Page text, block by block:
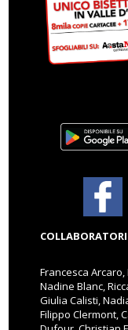
COLLABORATORI
Francesca
Nadine Blanc,
Giulia Calisti,
Filippo Clermont,